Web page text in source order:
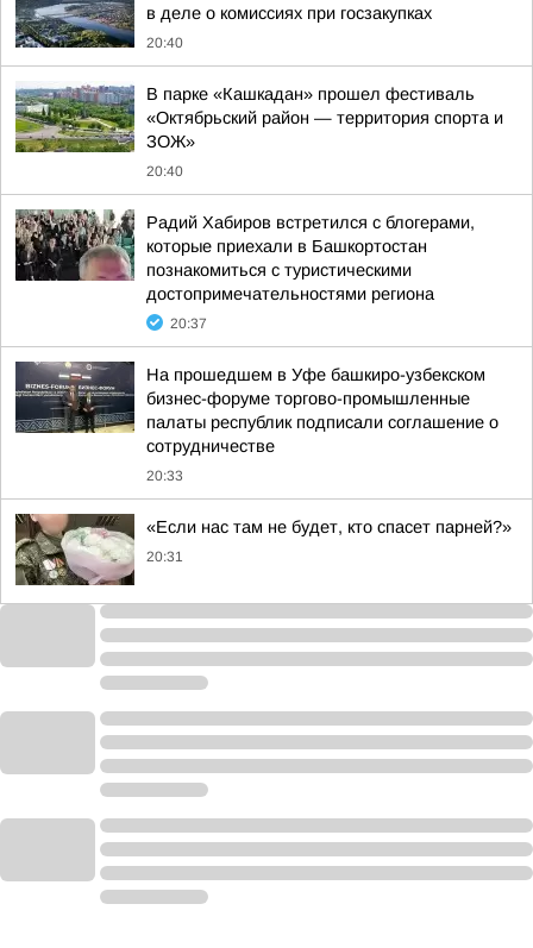
в деле о комиссиях при госзакупках
20:40
В парке «Кашкадан» прошел фестиваль
«Октябрьский район — территория спорта и
ЗОЖ»
20:40
Радий Хабиров встретился с блогерами,
которые приехали в Башкортостан
познакомиться с туристическими
достопримечательностями региона
20:37
На прошедшем в Уфе башкиро-узбекском
бизнес-форуме торгово-промышленные
палаты республик подписали соглашение о
сотрудничестве
20:33
«Если нас там не будет, кто спасет парней?»
20:31